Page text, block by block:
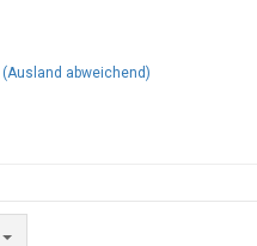
(Ausland abweichend)